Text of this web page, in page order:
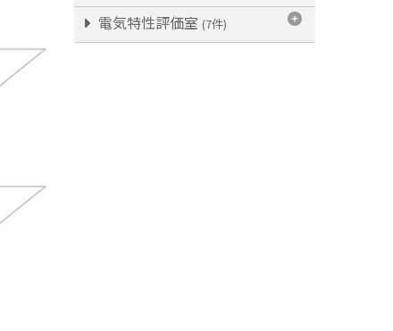
電気特性評価室 (7件)